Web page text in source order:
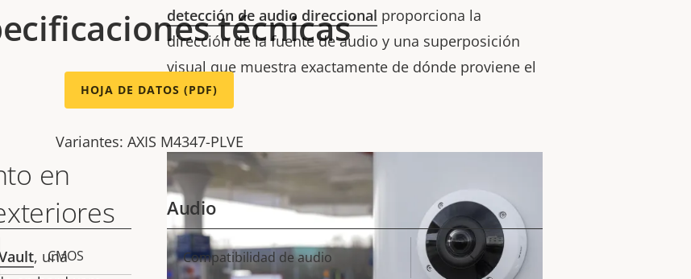
detección de audio direccional proporciona la
dirección de la fuente de audio y una superposición
visual que muestra exactamente de dónde proviene el
sonido.
en
, una
técnicas
HOJA DE DATOS (PDF)
Variantes: AXIS M4347-PLVE
CMOS
Audio
Descripción
Valor de
Compatibilidad de audio